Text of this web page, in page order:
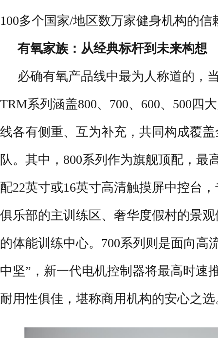
100多个国家/地区数万家健身机构的信
有氧家族：从经典标杆到未来构想
必确有氧产品线中最为人称道的，
TRM系列涵盖800、700、600、500四
线各有侧重、互为补充，共同构成覆
队。其中，800系列作为旗舰顶配，最
配22英寸或16英寸高清触摸屏中控台
俱乐部的主训练区、奢华度假村的景
的体能训练中心。700系列则是面向高
中坚”，新一代电机控制器将最高时速
耐用性俱佳，堪称商用机构的安心之选